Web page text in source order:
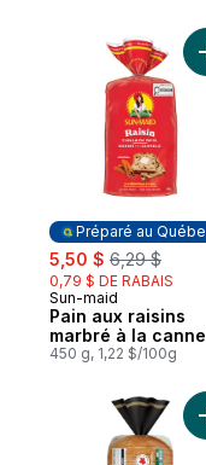
Préparé au
sale:
5,50 $ , formerly:
6,29 $
0,79 $ DE RABAIS
Préparé au
Sun-maid
Pain aux raisins
marbré à la
450 g, 1,22 $/100g